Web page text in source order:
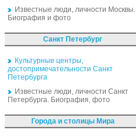
Известные люди, личности Москвы.
Биография и фото
Санкт Петербург
Культурные центры,
достопримечательности Санкт
Петербурга
Известные люди, личности Санкт
Петербурга. Биография, фото
Города и столицы Мира